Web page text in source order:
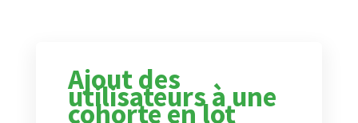
Ajout des
utilisateurs à une
cohorte en lot